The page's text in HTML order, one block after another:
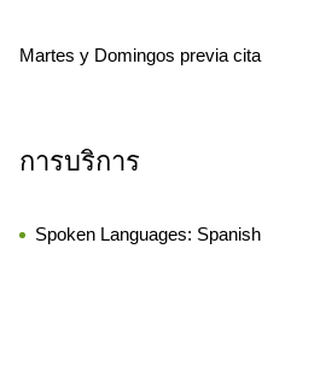
Martes y Domingos previa cita
การบริการ
Spoken Languages: Spanish